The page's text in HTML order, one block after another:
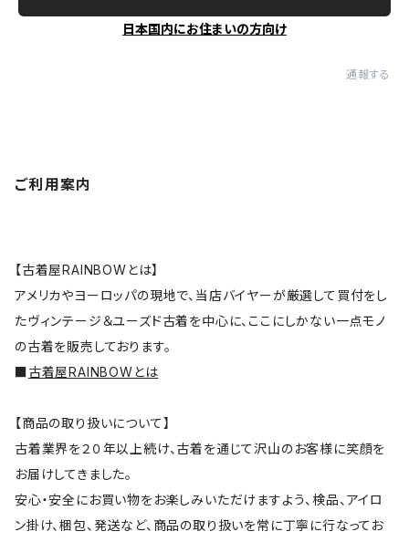
日本国内にお住まいの方向け
通報する
ご利用案内
【古着屋RAINBOWとは】
アメリカやヨーロッパの現地で、当店バイヤーが厳選して買付をし
たヴィンテージ＆ユーズド古着を中心に、ここにしかない一点モノ
の古着を販売しております。
■古着屋RAINBOWとは
【商品の取り扱いについて】
古着業界を２０年以上続け、古着を通じて沢山のお客様に笑顔を
お届けしてきました。
安心・安全にお買い物をお楽しみいただけますよう、検品、アイロ
ン掛け、梱包、発送など、商品の取り扱いを常に丁寧に行なってお